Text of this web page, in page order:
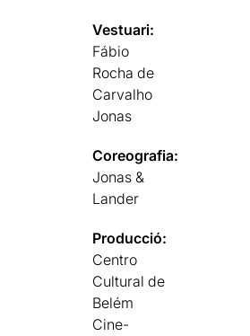
Vestuari:
Fábio
Rocha de
Carvalho
Jonas
Coreografia:
Jonas &
Lander
Producció:
Centro
Cultural de
Belém
Cine-